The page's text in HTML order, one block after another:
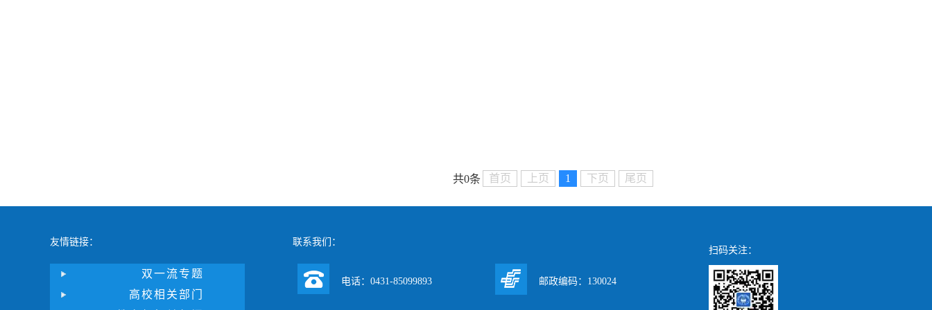
共0条 首页 上页 1 下页 尾页
友情链接：
双一流专题
高校相关部门
联系我们：
电话：0431-85099893 邮政编码：130024
扫码关注：